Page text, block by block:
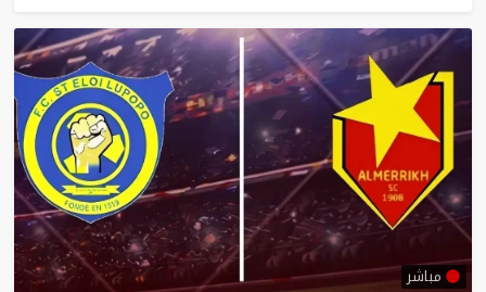
مباشر